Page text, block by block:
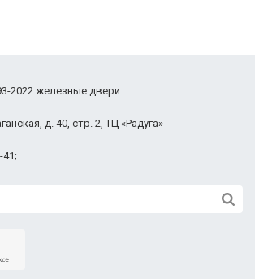
д. 40, стр. 2, ТЦ «Радуга»
41
2022 железные двери